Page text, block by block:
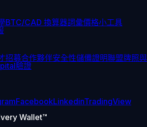
BTC/CAD 換算器詞彙價格小工具
招募合作夥伴安全性儲備證明聯盟牌照與
驗證
FacebookLinkedinTradingView
Wallet™